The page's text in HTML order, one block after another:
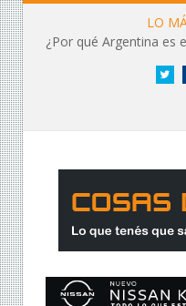
LO
¿Por qué Argentina es